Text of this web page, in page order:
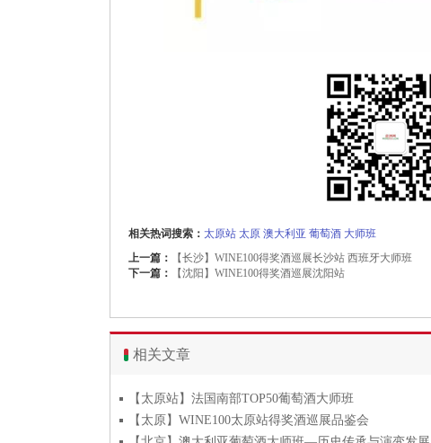
相关热词搜索： 太原站 太原 澳大利亚 葡萄酒 大师班
上一篇：
【长沙】WINE100得奖酒巡展长沙站 西班牙大师班
下一篇：
【沈阳】WINE100得奖酒巡展沈阳站
相关文章
【太原站】法国南部TOP50葡萄酒大师班
【太原】WINE100太原站得奖酒巡展品鉴会